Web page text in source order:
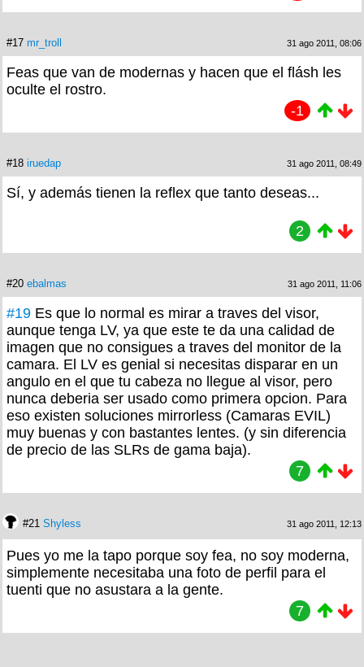
#17 mr_troll 31 ago 2011, 08:06
Feas que van de modernas y hacen que el flásh les
oculte el rostro.
-1
#18 iruedap 31 ago 2011, 08:49
Sí, y además tienen la reflex que tanto deseas...
2
#20 ebalmas 31 ago 2011, 11:06
#19 Es que lo normal es mirar a traves del visor,
aunque tenga LV, ya que este te da una calidad de
imagen que no consigues a traves del monitor de la
camara. El LV es genial si necesitas disparar en un
angulo en el que tu cabeza no llegue al visor, pero
nunca deberia ser usado como primera opcion. Para
eso existen soluciones mirrorless (Camaras EVIL)
muy buenas y con bastantes lentes. (y sin diferencia
de precio de las SLRs de gama baja).
7
#21 Shyless 31 ago 2011, 12:13
Pues yo me la tapo porque soy fea, no soy moderna,
simplemente necesitaba una foto de perfil para el
tuenti que no asustara a la gente.
7